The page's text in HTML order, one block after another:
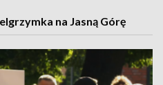
na Jasną Górę